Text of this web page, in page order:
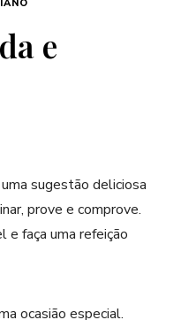
e
sugestão deliciosa
prove e comprove.
e faça uma refeição
ocasião especial.